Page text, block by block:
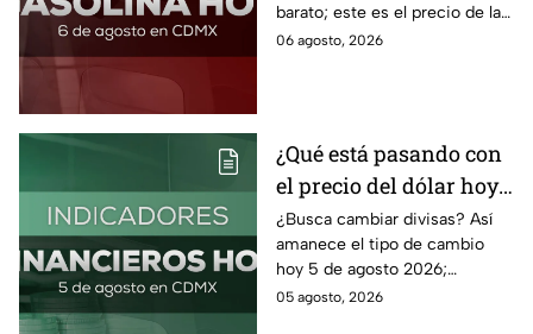
barato; este es el precio de la
gasolina para hoy jueves 6 de
06 agosto, 2026
¿Qué está pasando con
el precio del dólar hoy
miércoles 5 de agosto
2026?
¿Busca cambiar divisas? Así
amanece el tipo de cambio
hoy 5 de agosto 2026;
consulta el precio del dólar
05 agosto, 2026